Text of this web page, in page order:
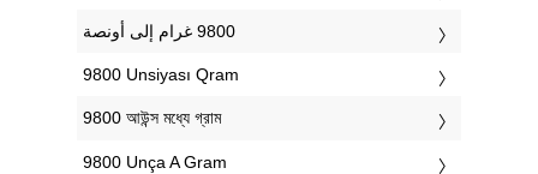
‎9800 Unsiyası Qram
‎9800 আউন্স মধ্যে গ্রাম
‎9800 Unça A Gram